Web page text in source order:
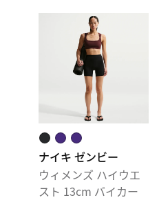
ナイキ ゼンビー
ウィメンズ ハイウエ
スト 13cm バイカー